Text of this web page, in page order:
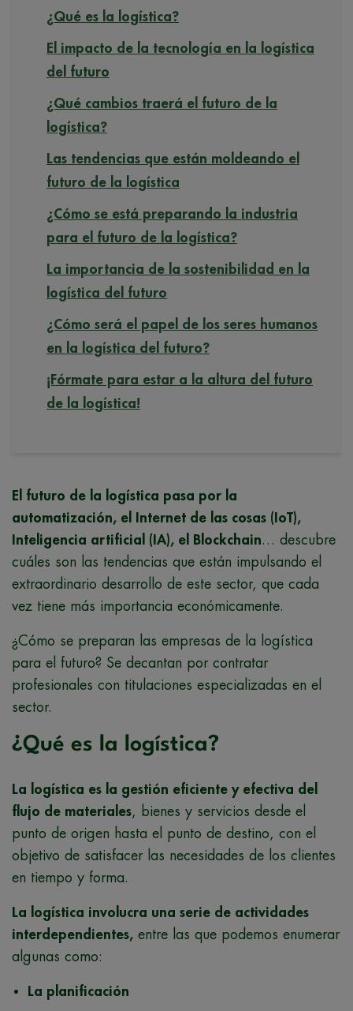
¿Qué es la logística?
El impacto de la tecnología en la logística
del futuro
¿Qué cambios traerá el futuro de la
logística?
Las tendencias que están moldeando el
futuro de la logística
¿Cómo se está preparando la industria
para el futuro de la logística?
La importancia de la sostenibilidad en la
logística del futuro
¿Cómo será el papel de los seres humanos
en la logística del futuro?
¡Fórmate para estar a la altura del futuro
de la logística!
El futuro de la logística pasa por la
automatización, el Internet de las cosas (IoT),
Inteligencia artificial (IA), el Blockchain… descubre
cuáles son las tendencias que están impulsando el
extraordinario desarrollo de este sector, que cada
vez tiene más importancia económicamente.
¿Cómo se preparan las empresas de la logística
para el futuro? Se decantan por contratar
profesionales con titulaciones especializadas en el
sector.
¿Qué es la logística?
La logística es la gestión eficiente y efectiva del
flujo de materiales, bienes y servicios desde el
punto de origen hasta el punto de destino, con el
objetivo de satisfacer las necesidades de los clientes
en tiempo y forma.
La logística involucra una serie de actividades
interdependientes, entre las que podemos enumerar
algunas como:
La planificación